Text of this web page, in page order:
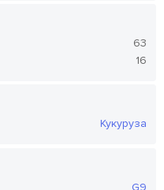
63
16
Кукуруза
G9